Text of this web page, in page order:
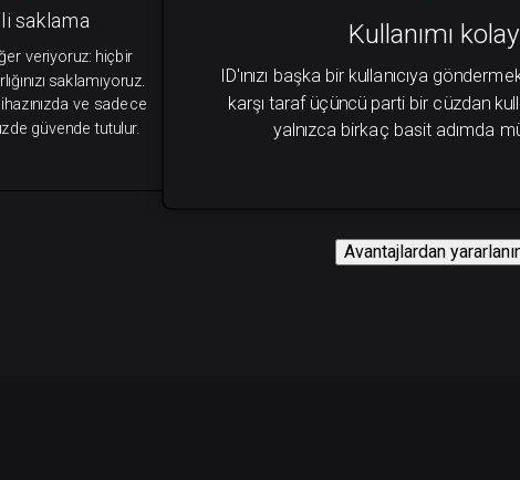
Kullanımı kolay
ID'ınızı başka bir kullanıcıya
karşı taraf üçüncü parti bir cüzdan
yalnızca birkaç basit adımda
saklama
veriyoruz: hiçbir
saklamıyoruz.
ve sadece
güvende tutulur.
Avantajlardan